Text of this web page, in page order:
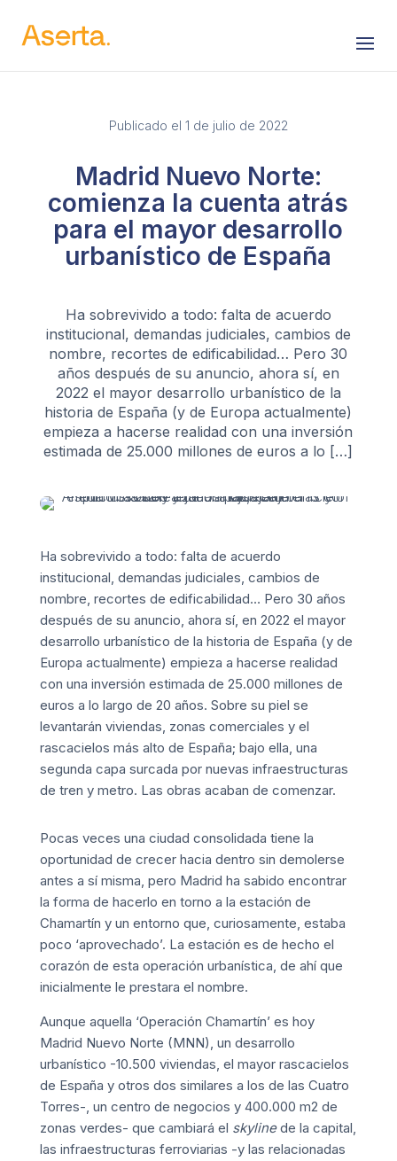
Saltar al contenido
Publicado el 1 de julio de 2022
Madrid Nuevo Norte:
comienza la cuenta atrás
para el mayor desarrollo
urbanístico de España
Ha sobrevivido a todo: falta de acuerdo
institucional, demandas judiciales, cambios de
nombre, recortes de edificabilidad… Pero 30
años después de su anuncio, ahora sí, en
2022 el mayor desarrollo urbanístico de la
historia de España (y de Europa actualmente)
empieza a hacerse realidad con una inversión
estimada de 25.000 millones de euros a lo […]
Ha sobrevivido a todo: falta de acuerdo
institucional, demandas judiciales, cambios de
nombre, recortes de edificabilidad… Pero 30 años
después de su anuncio, ahora sí, en 2022 el mayor
desarrollo urbanístico de la historia de España (y de
Europa actualmente) empieza a hacerse realidad
con una inversión estimada de 25.000 millones de
euros a lo largo de 20 años. Sobre su piel se
levantarán viviendas, zonas comerciales y el
rascacielos más alto de España; bajo ella, una
segunda capa surcada por nuevas infraestructuras
de tren y metro. Las obras acaban de comenzar.
Pocas veces una ciudad consolidada tiene la
oportunidad de crecer hacia dentro sin demolerse
antes a sí misma, pero Madrid ha sabido encontrar
la forma de hacerlo en torno a la estación de
Chamartín y un entorno que, curiosamente, estaba
poco ‘aprovechado’. La estación es de hecho el
corazón de esta operación urbanística, de ahí que
inicialmente le prestara el nombre.
Aunque aquella ‘Operación Chamartín’ es hoy
Madrid Nuevo Norte (MNN), un desarrollo
urbanístico -10.500 viviendas, el mayor rascacielos
de España y otros dos similares a los de las Cuatro
Torres-, un centro de negocios y 400.000 m2 de
zonas verdes- que cambiará el skylinede la capital,
las infraestructuras ferroviarias -y las relacionadas